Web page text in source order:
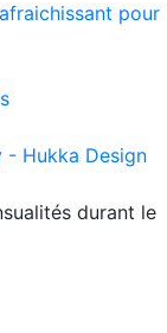
pour
- Hukka Design
durant le